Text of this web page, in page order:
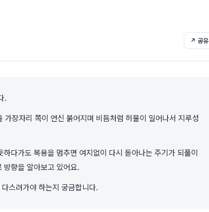
↗ 공유
.
장자리 쪽이 연신 붉어지며 비듬처럼 허물이 일어나서 지루성
다가도 복용을 멈추면 여지없이 다시 돋아나는 주기가 되풀이
방향을 알아보고 있어요.
스려가야 하는지 궁금합니다.